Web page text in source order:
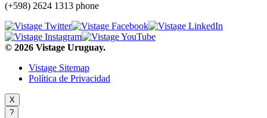
(+598) 2624 1313 phone
© 2026 Vistage Uruguay.
Vistage Sitemap
Política de Privacidad
X
?